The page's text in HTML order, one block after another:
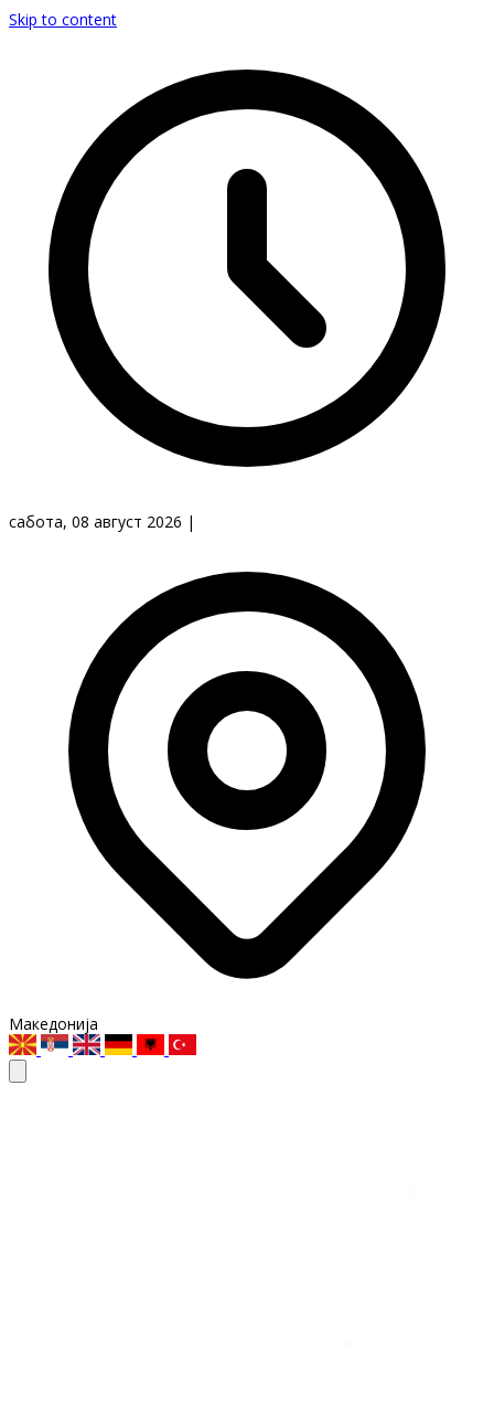
Skip to content
сабота, 08 август 2026 |
Македонија